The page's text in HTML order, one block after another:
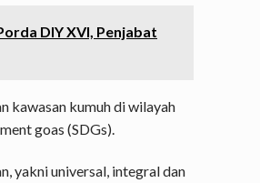
DIY XVI, Penjabat
kawasan kumuh di wilayah
goas (SDGs).
yakni universal, integral dan